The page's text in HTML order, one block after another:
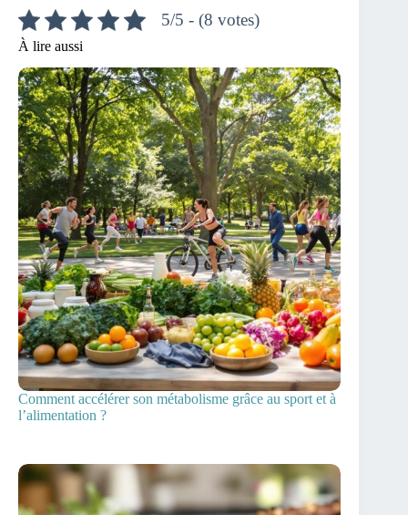
5/5 - (8 votes)
À lire aussi
Comment accélérer son métabolisme grâce au sport et à
l’alimentation ?